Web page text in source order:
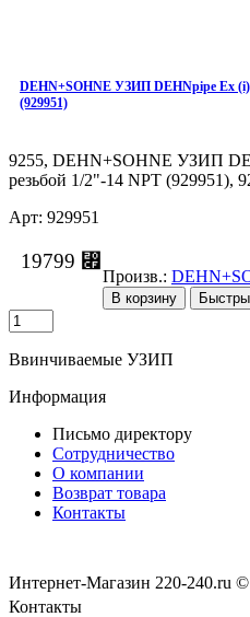
DEHN+SOHNE УЗИП DEHNpipe Ex (i)
(929951)
9255, DEHN+SOHNE УЗИП
резьбой 1/2"-14 NPT (929951),
Арт: 929951
19799 ⃏
Произв.:
В корзину
Ввинчиваемые УЗИП
Информация
Письмо директору
Сотрудничество
О компании
Возврат товара
Контакты
Интернет-Магазин 220-240.ru
Контакты